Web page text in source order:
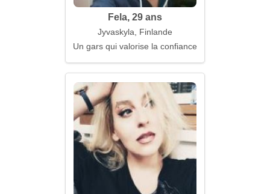
Fela, 29 ans
Jyvaskyla, Finlande
Un gars qui valorise la confiance